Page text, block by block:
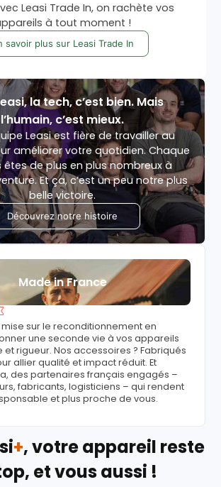
Leasi Trade In, on rachète vos
à tout moment !
savoir plus sur Leasi Trade In
la tech, c’est bien. Mais
l’humain, c’est mieux.
Leasi est fière de travailler au
améliorer votre quotidien. Chaque
êtes de plus en plus nombreux à
Et ça, c’est un peu notre plus
belle victoire.
Découvrez notre histoire
Made in France
mise sur le reconditionnement en
une seconde vie à vos appareils
et rigueur. Nos accessoires ? Fabriqués
allier qualité et impact réduit. Et
des partenaires français engagés –
fabricants, logisticiens – qui rendent
et plus proche de vous.
+, votre appareil reste
et vous aussi !